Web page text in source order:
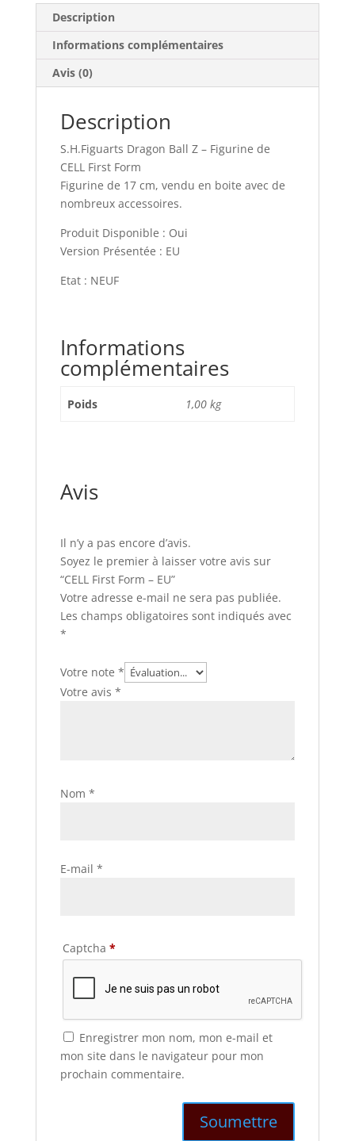
Description
Informations complémentaires
Avis (0)
Description
S.H.Figuarts Dragon Ball Z – Figurine de
CELL First Form
Figurine de 17 cm, vendu en boite avec de
nombreux accessoires.
Produit Disponible : Oui
Version Présentée : EU
Etat : NEUF
Informations
complémentaires
Poids 1,00 kg
Avis
Il n’y a pas encore d’avis.
Soyez le premier à laisser votre avis sur
“CELL First Form – EU”
Votre adresse e-mail ne sera pas publiée.
Les champs obligatoires sont indiqués avec
*
Votre note *
Votre avis *
Nom *
E-mail *
Captcha *
Enregistrer mon nom, mon e-mail et
mon site dans le navigateur pour mon
prochain commentaire.